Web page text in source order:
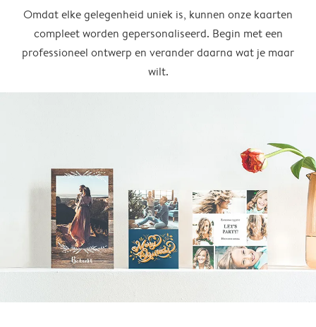
Omdat elke gelegenheid uniek is, kunnen onze kaarten
compleet worden gepersonaliseerd. Begin met een
professioneel ontwerp en verander daarna wat je maar
wilt.